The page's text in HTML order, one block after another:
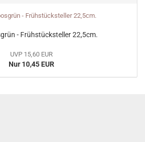
- Frühstücksteller 22,5cm.
UVP 15,60 EUR
Nur 10,45 EUR